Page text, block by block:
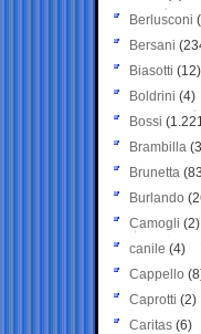
Berlusconi
Bersani
Biasotti (12)
Boldrini (4)
Bossi
Brambilla
Brunetta
Burlando
Camogli (2)
canile (4)
Cappello
Caprotti (2)
Caritas (6)